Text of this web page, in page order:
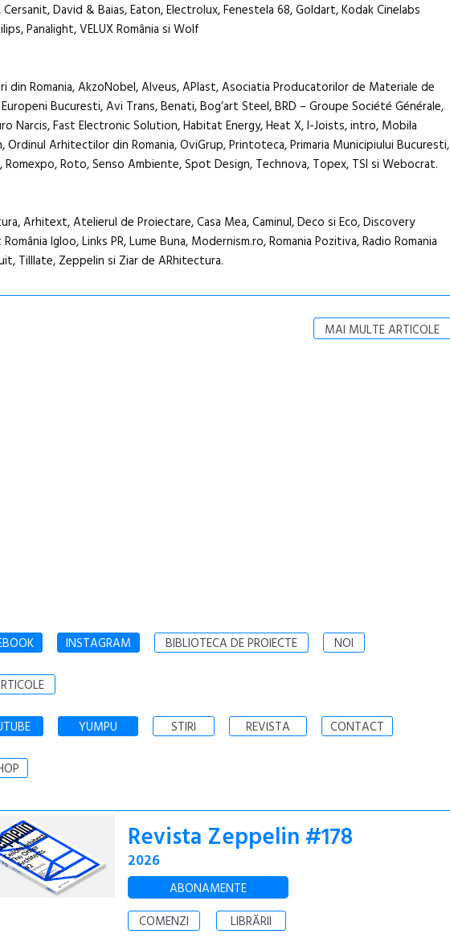
David & Baias, Eaton, Electrolux, Fenestela 68, Goldart, Kodak Cinelabs
Panalight, VELUX România si Wolf
din Romania, AkzoNobel, Alveus, APlast, Asociatia Producatorilor de Materiale de
Bucuresti, Avi Trans, Benati, Bog’art Steel, BRD – Groupe Société Générale,
Narcis, Fast Electronic Solution, Habitat Energy, Heat X, I-Joists, intro, Mobila
Ordinul Arhitectilor din Romania, OviGrup, Printoteca, Primaria Municipiului Bucuresti,
Romexpo, Roto, Senso Ambiente, Spot Design, Technova, Topex, TSI si Webocrat.
Arhitext, Atelierul de Proiectare, Casa Mea, Caminul, Deco si Eco, Discovery
România Igloo, Links PR, Lume Buna, Modernism.ro, Romania Pozitiva, Radio Romania
Tilllate, Zeppelin si Ziar de ARhitectura.
MAI MULTE ARTICOLE
INSTAGRAM BIBLIOTECA DE PROIECTE NOI
YUMPU STIRI REVISTA CONTACT
Revista Zeppelin #178
2026
ABONAMENTE
COMENZI
LIBRĂRII